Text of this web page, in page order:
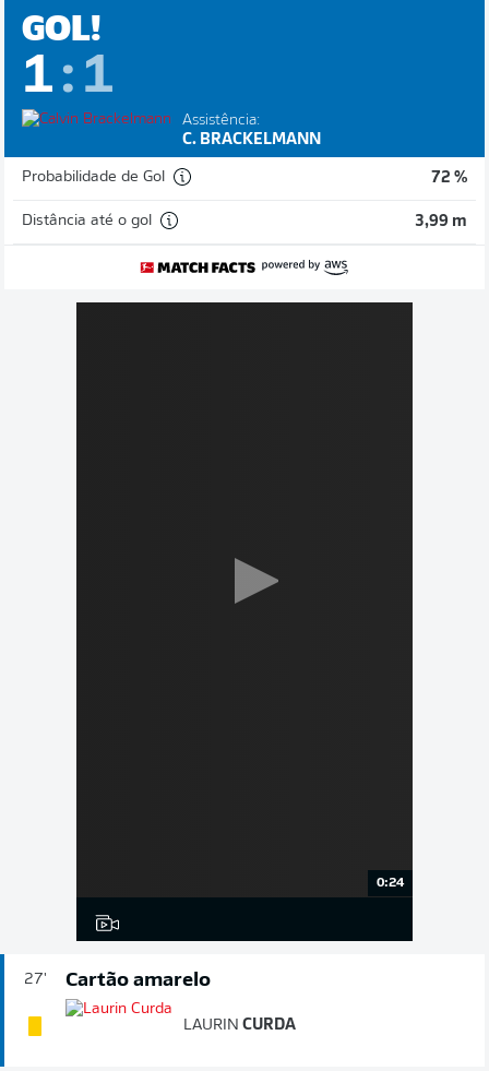
GOL!
1: 1
Assistência:
C. BRACKELMANN
Probabilidade de Gol 72 %
Distância até o gol 3,99 m
0:24
27' Cartão amarelo
LAURIN CURDA